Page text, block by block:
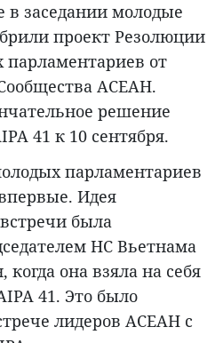
заседании молодые
проект Резолюции
парламентариев от
АСЕАН.
решение
41 к 10 сентября.
парламентариев
Идея
была
НС Вьетнама
она взяла на себя
41. Это было
лидеров АСЕАН с